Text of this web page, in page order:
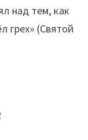
над тем, как
грех» (Святой